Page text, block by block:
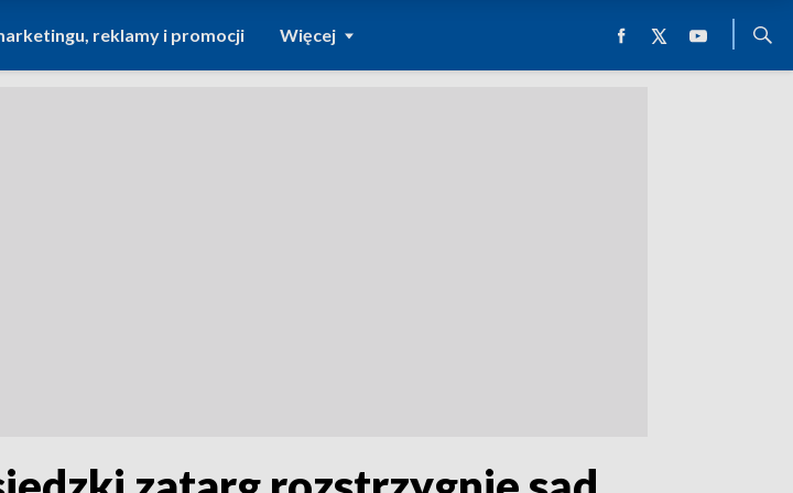
reklamy i promocji Więcej